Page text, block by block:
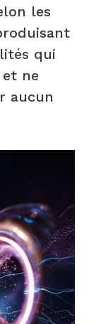
les
qui
ne
aucun